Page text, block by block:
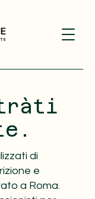
di
e
a Roma.